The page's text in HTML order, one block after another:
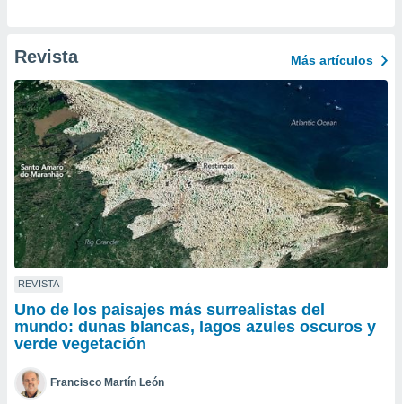
datos
momento
en
en
en
de
un
o acceder
datos
perfiles
Revista Más artículos
REVISTA
Uno de los paisajes más surrealistas del
mundo: dunas blancas, lagos azules oscuros y
verde vegetación
Francisco Martín León